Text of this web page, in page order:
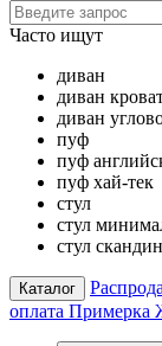
Часто ищут
диван
диван
диван
пуф
пуф
пуф хай-тек
стул
стул
стул
Каталог
оплата Примерка